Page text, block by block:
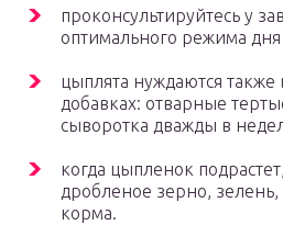
проконсультируйтесь у
оптимального режима
цыплята нуждаются
добавках: отварные
сыворотка дважды в
когда цыпленок
дробленое зерно,
корма.